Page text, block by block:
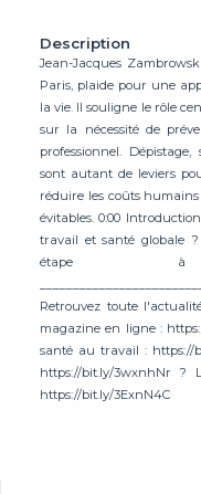
Description
Jean-Jacques
Paris, plaide pour une
la vie. Il souligne le rôle
sur la nécessité de
professionnel.
sont autant de leviers
réduire les coûts
évitables. 0:00
travail et santé globale ?
étape
Retrouvez toute
magazine en ligne :
santé au travail : https://
https://bit.ly/3wxnhNr ?
https://bit.ly/3ExnN4C